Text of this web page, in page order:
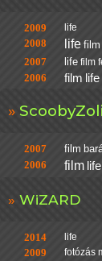
2009 life
2008 life film
2007 life film
2006 film life
ScoobyZoli
2007 film
2006 film life
WiZARD
2014 life
2009 fotózás